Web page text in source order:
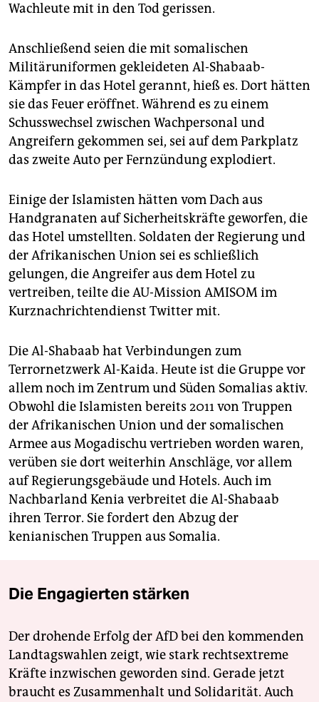
Wachleute mit in den Tod gerissen.
Anschließend seien die mit somalischen
Militäruniformen gekleideten Al-Shabaab-
Kämpfer in das Hotel gerannt, hieß es. Dort hätten
sie das Feuer eröffnet. Während es zu einem
Schusswechsel zwischen Wachpersonal und
Angreifern gekommen sei, sei auf dem Parkplatz
das zweite Auto per Fernzündung explodiert.
Einige der Islamisten hätten vom Dach aus
Handgranaten auf Sicherheitskräfte geworfen, die
das Hotel umstellten. Soldaten der Regierung und
der Afrikanischen Union sei es schließlich
gelungen, die Angreifer aus dem Hotel zu
vertreiben, teilte die AU-Mission AMISOM im
Kurznachrichtendienst Twitter mit.
Die Al-Shabaab hat Verbindungen zum
Terrornetzwerk Al-Kaida. Heute ist die Gruppe vor
allem noch im Zentrum und Süden Somalias aktiv.
Obwohl die Islamisten bereits 2011 von Truppen
der Afrikanischen Union und der somalischen
Armee aus Mogadischu vertrieben worden waren,
verüben sie dort weiterhin Anschläge, vor allem
auf Regierungsgebäude und Hotels. Auch im
Nachbarland Kenia verbreitet die Al-Shabaab
ihren Terror. Sie fordert den Abzug der
kenianischen Truppen aus Somalia.
Die Engagierten stärken
Der drohende Erfolg der AfD bei den kommenden
Landtagswahlen zeigt, wie stark rechtsextreme
Kräfte inzwischen geworden sind. Gerade jetzt
braucht es Zusammenhalt und Solidarität. Auch